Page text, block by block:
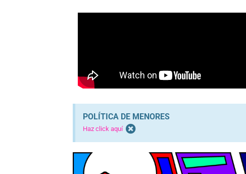
POLÍTICA DE MENORES
Haz click aquí